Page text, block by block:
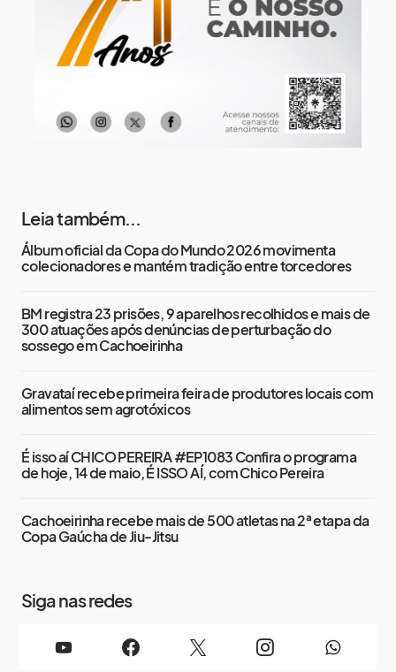
12 de agosto
Quarta-Feira 13° 12°
Leia também...
Álbum oficial da Copa do Mundo 2026 movimenta
colecionadores e mantém tradição entre torcedores
BM registra 23 prisões, 9 aparelhos recolhidos e mais de
300 atuações após denúncias de perturbação do
sossego em Cachoeirinha
Gravataí recebe primeira feira de produtores locais com
alimentos sem agrotóxicos
É isso aí CHICO PEREIRA #EP1083 Confira o programa
de hoje, 14 de maio, É ISSO AÍ, com Chico Pereira
Cachoeirinha recebe mais de 500 atletas na 2ª etapa da
Copa Gaúcha de Jiu-Jitsu
Siga nas redes